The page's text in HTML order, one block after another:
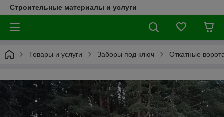
Строительные материалы и услуги
Товары и услуги Заборы под ключ Откатные